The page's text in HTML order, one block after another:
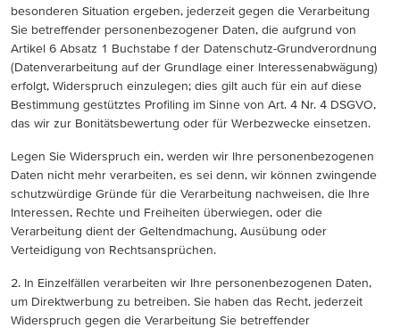
besonderen Situation ergeben, jederzeit gegen die Verarbeitung
Sie betreffender personenbezogener Daten, die aufgrund von
Artikel 6 Absatz 1 Buchstabe f der Datenschutz-Grundverordnung
(Datenverarbeitung auf der Grundlage einer Interessenabwägung)
erfolgt, Widerspruch einzulegen; dies gilt auch für ein auf diese
Bestimmung gestütztes Profiling im Sinne von Art. 4 Nr. 4 DSGVO,
das wir zur Bonitätsbewertung oder für Werbezwecke einsetzen.
Legen Sie Widerspruch ein, werden wir Ihre personenbezogenen
Daten nicht mehr verarbeiten, es sei denn, wir können zwingende
schutzwürdige Gründe für die Verarbeitung nachweisen, die Ihre
Interessen, Rechte und Freiheiten überwiegen, oder die
Verarbeitung dient der Geltendmachung, Ausübung oder
Verteidigung von Rechtsansprüchen.
2. In Einzelfällen verarbeiten wir Ihre personenbezogenen Daten,
um Direktwerbung zu betreiben. Sie haben das Recht, jederzeit
Widerspruch gegen die Verarbeitung Sie betreffender